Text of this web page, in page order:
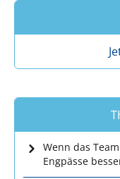
Wenn das
Engpässe